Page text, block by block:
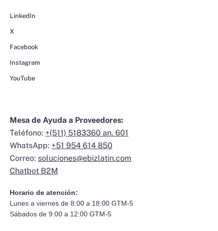
LinkedIn
X
Facebook
Instagram
YouTube
Mesa de Ayuda a Proveedores:
Teléfono: +(511) 5183360 an. 601
WhatsApp: +51 954 614 850
Correo: soluciones@ebizlatin.com
Chatbot B2M
Horario de atención:
Lunes a viernes de 8:00 a 18:00 GTM-5
Sábados de 9:00 a 12:00 GTM-5